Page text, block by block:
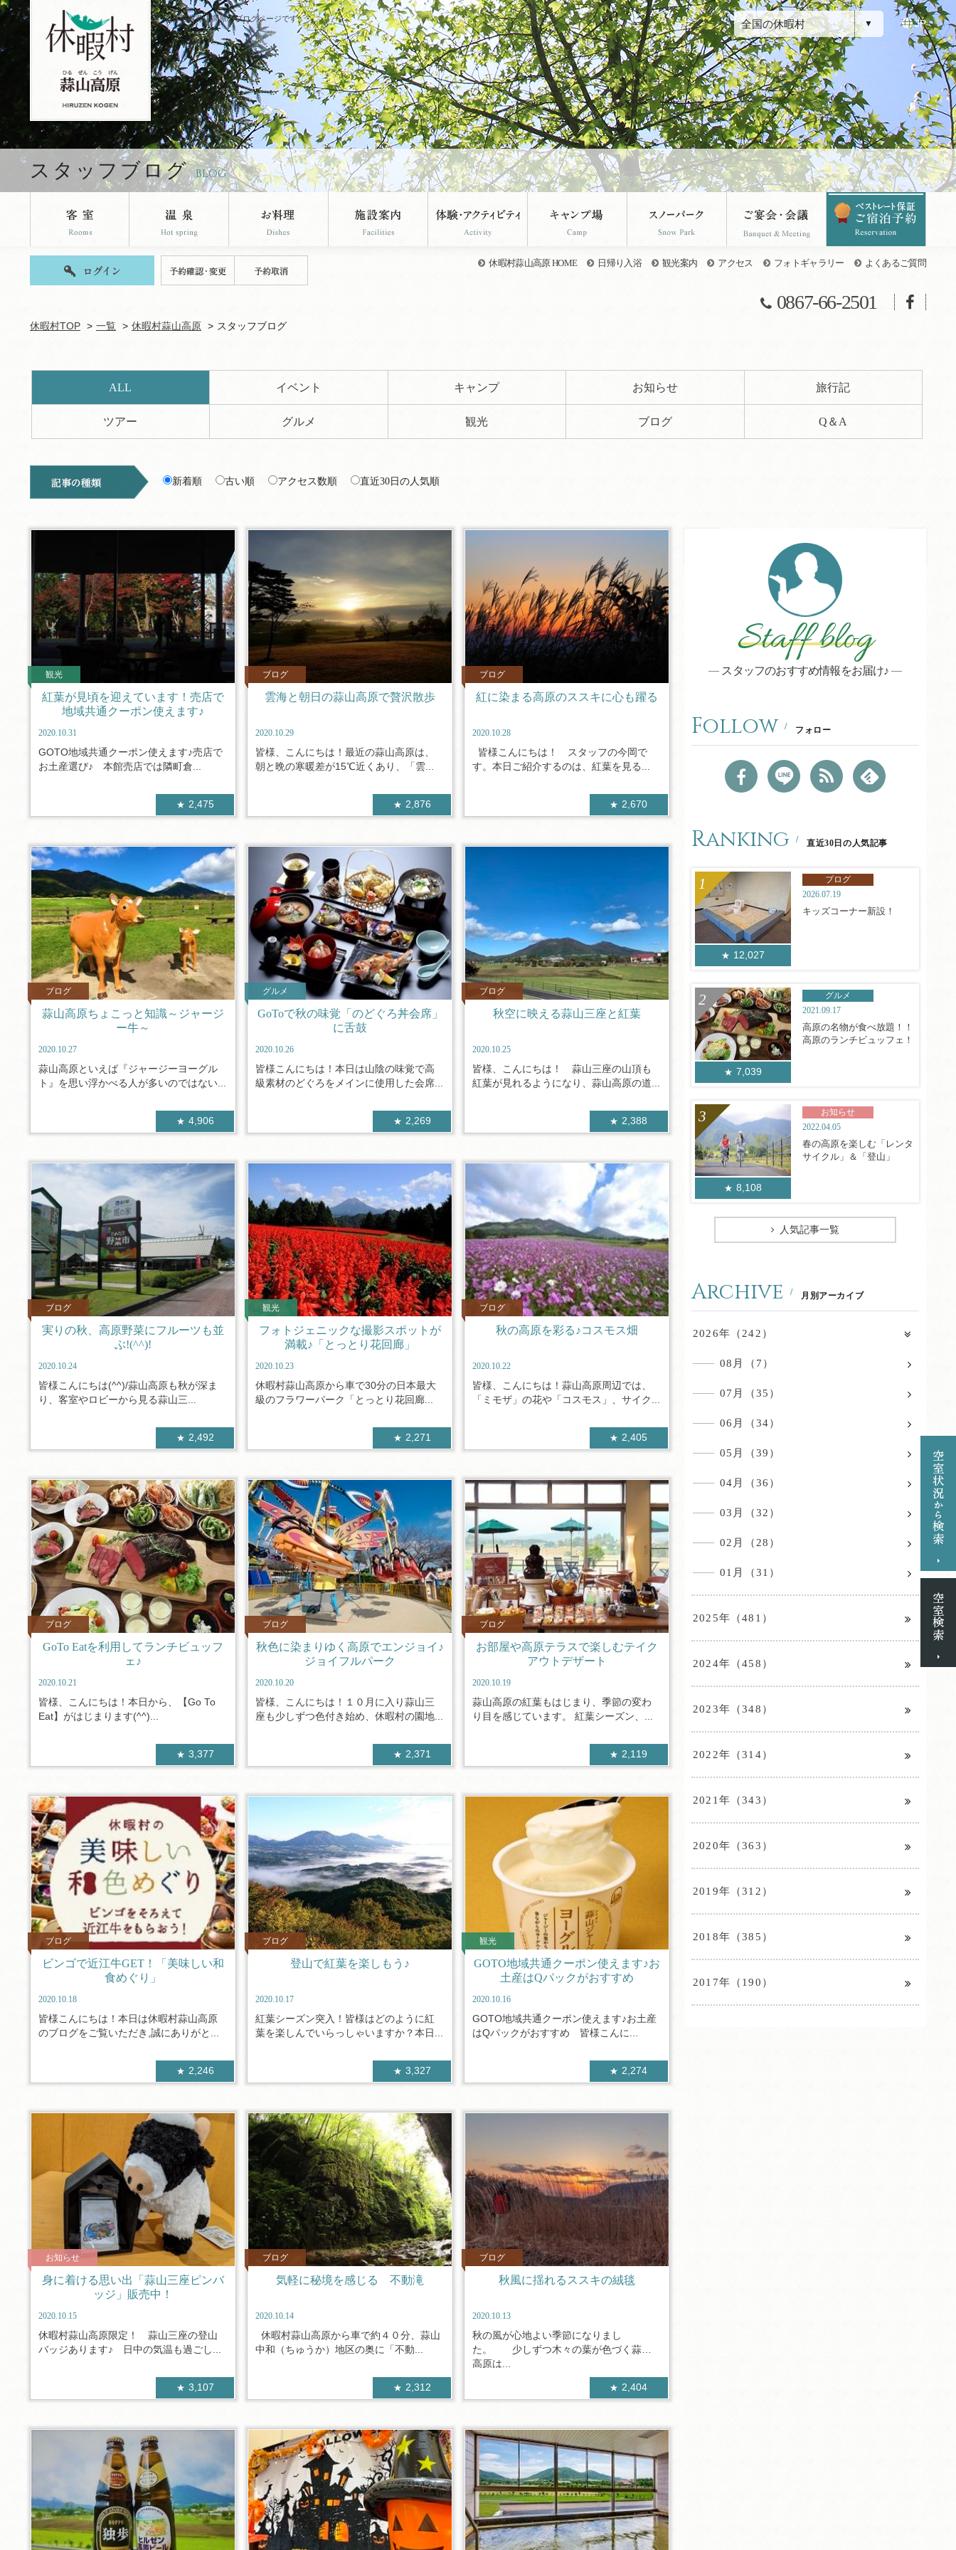
休暇村蒜山高原のブログページです。 全国の休暇村 JP
スタッフブログ BLOG
休暇村蒜山高原 HOME 日帰り入浴 観光案内 アクセス フォトギャラリー よくあるご質問
0867-66-2501
休暇村TOP 一覧 休暇村蒜山高原 スタッフブログ
ALL イベント キャンプ お知らせ 旅行記
ツアー グルメ 観光 ブログ Q＆A
新着順 古い順 アクセス数順 直近30日の人気順
観光
紅葉が見頃を迎えています！売店で
地域共通クーポン使えます♪
2020.10.31
GOTO地域共通クーポン使えます♪売店で
お土産選び♪ 本館売店では隣町倉...
2,475
ブログ
雲海と朝日の蒜山高原で贅沢散歩
2020.10.29
皆様、こんにちは！最近の蒜山高原は、
朝と晩の寒暖差が15℃近くあり、「雲...
2,876
ブログ
紅に染まる高原のススキに心も躍る
2020.10.28
皆様こんにちは！ スタッフの今岡で
す。本日ご紹介するのは、紅葉を見る...
2,670
ブログ
蒜山高原ちょこっと知識～ジャージ
ー牛～
2020.10.27
蒜山高原といえば『ジャージーヨーグル
ト』を思い浮かべる人が多いのではない...
4,906
グルメ
GoToで秋の味覚「のどぐろ丼会席」
に舌鼓
2020.10.26
皆様こんにちは！本日は山陰の味覚で高
級素材のどぐろをメインに使用した会席...
2,269
ブログ
秋空に映える蒜山三座と紅葉
2020.10.25
皆様、こんにちは！ 蒜山三座の山頂も
紅葉が見れるようになり、蒜山高原の道...
2,388
ブログ
実りの秋、高原野菜にフルーツも並
ぶ!(^^)!
2020.10.24
皆様こんにちは(^^)/蒜山高原も秋が深ま
り、客室やロビーから見る蒜山三...
2,492
観光
フォトジェニックな撮影スポットが
満載♪「とっとり花回廊」
2020.10.23
休暇村蒜山高原から車で30分の日本最大
級のフラワーパーク「とっとり花回廊...
2,271
ブログ
秋の高原を彩る♪コスモス畑
2020.10.22
皆様、こんにちは！蒜山高原周辺では、
「ミモザ」の花や「コスモス」、サイク...
2,405
ブログ
GoTo Eatを利用してランチビュッフ
ェ♪
2020.10.21
皆様、こんにちは！本日から、【Go To
Eat】がはじまります(^^)...
3,377
ブログ
秋色に染まりゆく高原でエンジョイ♪
ジョイフルパーク
2020.10.20
皆様、こんにちは！１０月に入り蒜山三
座も少しずつ色付き始め、休暇村の園地...
2,371
ブログ
お部屋や高原テラスで楽しむテイク
アウトデザート
2020.10.19
蒜山高原の紅葉もはじまり、季節の変わ
り目を感じています。 紅葉シーズン、...
2,119
ブログ
ビンゴで近江牛GET！「美味しい和
食めぐり」
2020.10.18
皆様こんにちは！本日は休暇村蒜山高原
のブログをご覧いただき,誠にありがと...
2,246
ブログ
登山で紅葉を楽しもう♪
2020.10.17
紅葉シーズン突入！皆様はどのように紅
葉を楽しんでいらっしゃいますか？本日...
3,327
観光
GOTO地域共通クーポン使えます♪お
土産はQパックがおすすめ
2020.10.16
GOTO地域共通クーポン使えます♪お土産
はQパックがおすすめ 皆様こんに...
2,274
お知らせ
身に着ける思い出「蒜山三座ピンバ
ッジ」販売中！
2020.10.15
休暇村蒜山高原限定！ 蒜山三座の登山
バッジあります♪ 日中の気温も過ごし...
3,107
ブログ
気軽に秘境を感じる 不動滝
2020.10.14
休暇村蒜山高原から車で約４０分、蒜山
中和（ちゅうか）地区の奥に「不動...
2,312
ブログ
秋風に揺れるススキの絨毯
2020.10.13
秋の風が心地よい季節になりまし
た。 少しずつ木々の葉が色づく蒜山
高原は...
2,404
Staff blog
スタッフのおすすめ情報をお届け♪
Follow フォロー
Ranking 直近30日の人気記事
12,027
ブログ
2026.07.19
キッズコーナー新設！
7,039
グルメ
2021.09.17
高原の名物が食べ放題！！
高原のランチビュッフェ！
8,108
お知らせ
2022.04.05
春の高原を楽しむ「レンタ
サイクル」＆「登山」
人気記事一覧
Archive 月別アーカイブ
2026年（242）
08月（7）
07月（35）
06月（34）
05月（39）
04月（36）
03月（32）
02月（28）
01月（31）
2025年（481）
2024年（458）
2023年（348）
2022年（314）
2021年（343）
2020年（363）
2019年（312）
2018年（385）
2017年（190）